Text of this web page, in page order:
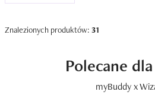
Znalezionych produktów: 31
Polecane
myBuddy x